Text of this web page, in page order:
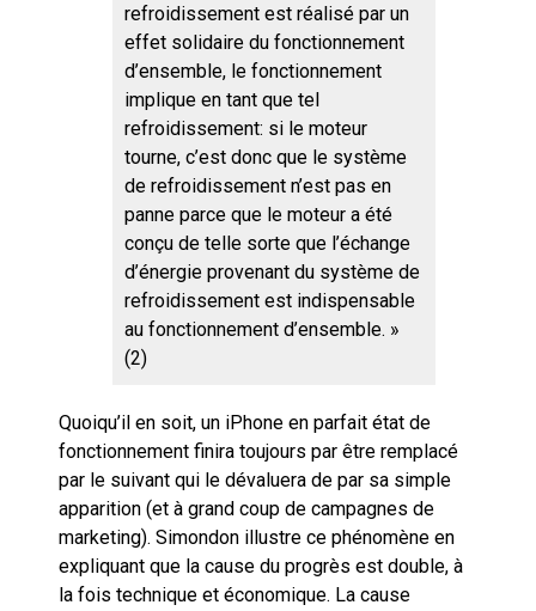
refroidissement est réalisé par un
effet solidaire du fonctionnement
d’ensemble, le fonctionnement
implique en tant que tel
refroidissement: si le moteur
tourne, c’est donc que le système
de refroidissement n’est pas en
panne parce que le moteur a été
conçu de telle sorte que l’échange
d’énergie provenant du système de
refroidissement est indispensable
au fonctionnement d’ensemble. »
(2)
Quoiqu’il en soit, un iPhone en parfait état de
fonctionnement finira toujours par être remplacé
par le suivant qui le dévaluera de par sa simple
apparition (et à grand coup de campagnes de
marketing). Simondon illustre ce phénomène en
expliquant que la cause du progrès est double, à
la fois technique et économique. La cause